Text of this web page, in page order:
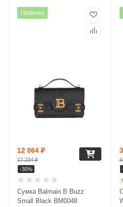
Новинка
Сумка Balmain B Buzz
Small Black BM0048
12 064 ₽
17 234₽
-30%